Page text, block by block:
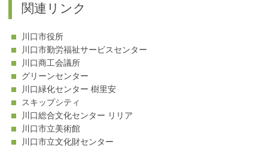
関連リンク
川口市役所
川口市勤労福祉サービスセンター
川口商工会議所
グリーンセンター
川口緑化センター 樹里安
スキップシティ
川口総合文化センター リリア
川口市立美術館
川口市立文化財センター